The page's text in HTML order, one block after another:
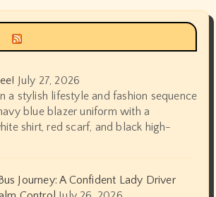
July 27, 2026
a stylish lifestyle and fashion sequence
blue blazer uniform with a
shirt, red scarf, and black high-
Journey: A Confident Lady Driver